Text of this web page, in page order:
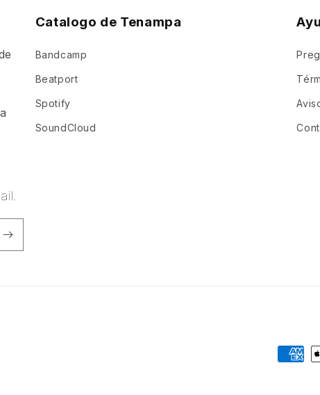
Catalogo de Tenampa
Bandcamp
Beatport
Spotify
SoundCloud
Formas